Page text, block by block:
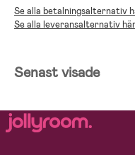
Se alla betalningsalternativ
Se alla leveransalternativ
Senast visade